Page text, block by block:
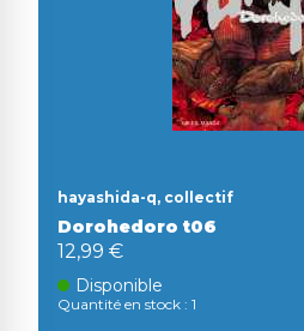
hayashida-q, collectif
Dorohedoro t06
12,99 €
Disponible
Quantité en stock : 1